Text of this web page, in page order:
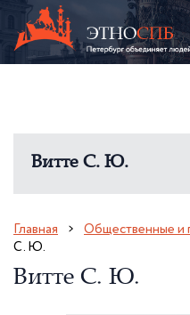
Витте С. Ю.
Главная Общественные и
С. Ю.
Витте С. Ю.